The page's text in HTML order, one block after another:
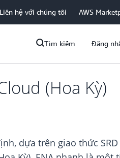
Liên hệ với chúng tôi AWS
Tìm kiếm Đăng
(Hoa Kỳ)
dựa trên giao thức